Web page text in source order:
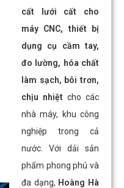
cất lưới cất cho
máy CNC, thiết bị
dụng cụ cầm tay,
đo lường, hóa chất
làm sạch, bôi trơn,
chịu nhiệt cho các
nhà máy, khu công
nghiệp trong cả
nước. Với dải sản
phẩm phong phú và
đa dạng, Hoàng Hà